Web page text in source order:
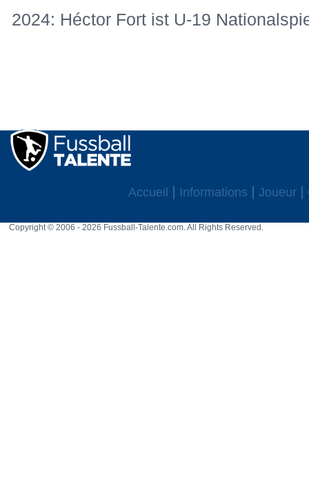
2024: Héctor Fort ist U-19
Accueil Informations Joueur
Copyright © 2006 - 2026 Fussball-Talente.com. All Rights Reserved.